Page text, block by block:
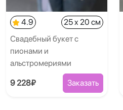
4.9
25 x 20 см
Свадебный букет с
пионами и
альстромериями
9 228₽ Заказать